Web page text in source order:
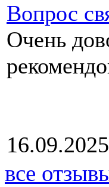
Вопрос
Очень
16.09.2025
все